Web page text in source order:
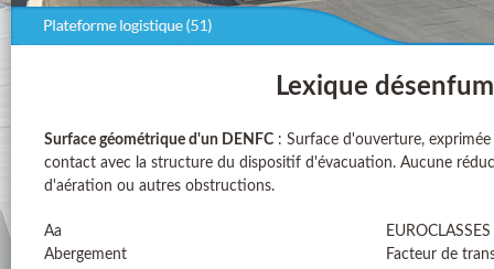
Lexique
Surface géométrique d'un DENFC : Surface d'ouverture,
contact avec la structure du dispositif d'évacuation. Aucune
d'aération ou autres obstructions.
Aa
Abergement
EUROCLASSES
Facteur de